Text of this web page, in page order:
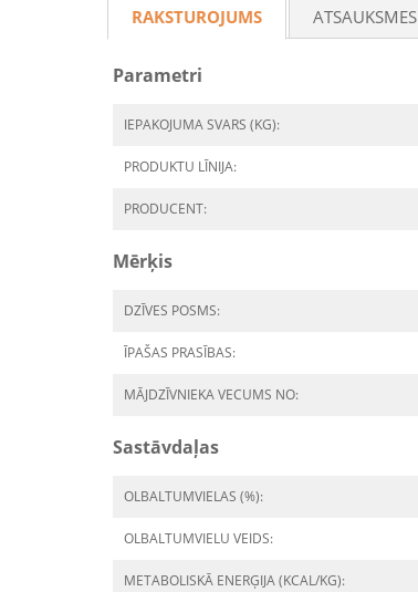
RAKSTUROJUMS ATSAUKSMES
Parametri
IEPAKOJUMA SVARS (KG):
PRODUKTU LĪNIJA:
PRODUCENT:
Mērķis
DZĪVES POSMS:
ĪPAŠAS PRASĪBAS:
MĀJDZĪVNIEKA VECUMS NO:
Sastāvdaļas
OLBALTUMVIELAS (%):
OLBALTUMVIELU VEIDS:
METABOLISKĀ ENERĢIJA (KCAL/KG):